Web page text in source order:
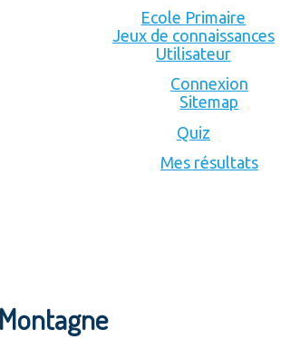
Ecole Primaire
Jeux de connaissances
Utilisateur
Connexion
Sitemap
Quiz
Mes résultats